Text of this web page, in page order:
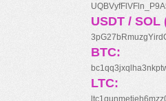
USDT /
BTC:
LTC: